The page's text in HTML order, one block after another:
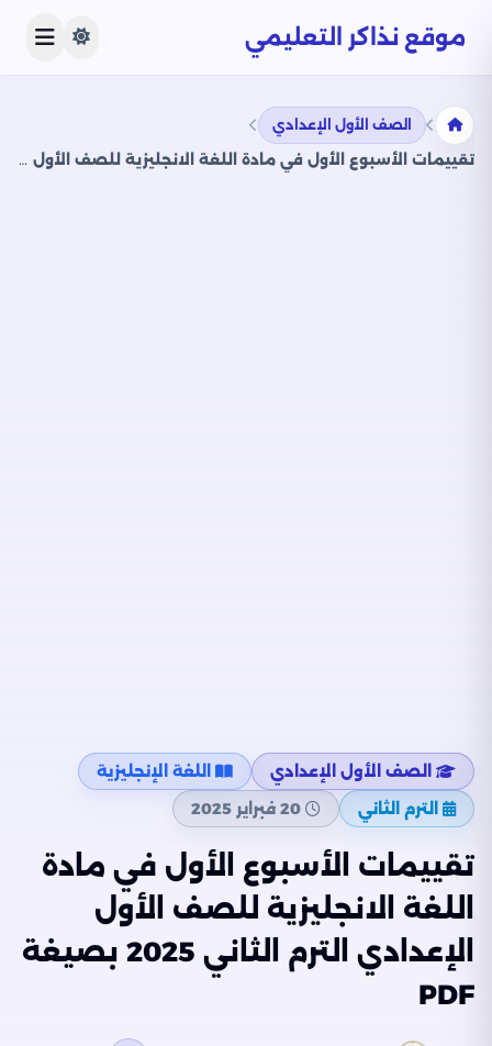
موقع نذاكر التعليمي
الصف الأول الإعدادي
تقييمات الأسبوع الأول في مادة اللغة الانجليزية للصف الأول الإعدادي الترم الثاني 2025 بصيغة PDF
الصف الأول الإعدادي
اللغة الإنجليزية
الترم الثاني
20 فبراير 2025
تقييمات الأسبوع الأول في مادة
اللغة الانجليزية للصف الأول
الإعدادي الترم الثاني 2025 بصيغة
PDF